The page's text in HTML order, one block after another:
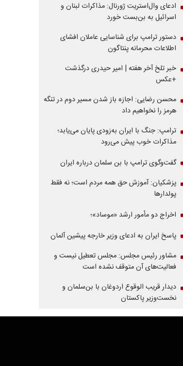
ادعای وال‌استریت ژورنال: مذاکرات لبنان و
اسرائیل به بن‌بست خورد
دستور ترامپ برای شناسایی عاملان افشای
اطلاعات محرمانه پنتاگون
خبر تلخ آخر هفته | امیر حیدری درگذشت
+عکس
محسن رضایی: اجازه باز شدن مسیر دوم در تنگه
هرمز را نخواهیم داد
ترامپ: جنگ با ایران به‌زودی پایان می‌یابد؛
مذاکرات خوب پیش می‌رود
گفت‌وگوی ترامپ با بن سلمان درباره ایران
پزشکیان: آموزش حق همه مردم است؛ نه فقط
پولدارها
اخراج دو مأمور ارشد «موساد»؛
پاسخ ایران به ادعای وزیر خارجه پیشین آلمان
مشاور رئیس مجلس: مجلس تعطیل نیست و
فعالیت‌های آن متوقف نشده است
دیدار قریب الوقوع اردوغان با بن‌سلمان و
نخست‌وزیر پاکستان